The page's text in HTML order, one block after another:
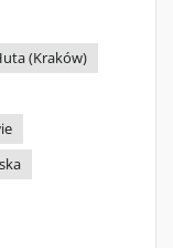
(Kraków)